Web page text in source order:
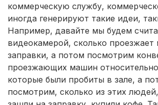
коммерческую службу,
иногда генерируют такие идеи,
Например, давайте мы будем
видеокамерой, сколько
заправки, а потом посмотрим
проезжающих машин
которые были пробиты в зале, а
посмотрим, сколько из этих